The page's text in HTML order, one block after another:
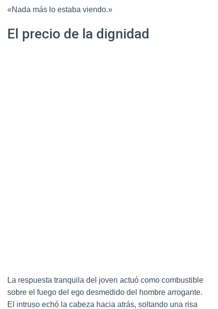
«Nada más lo estaba viendo.»
El precio de la dignidad
La respuesta tranquila del joven actuó como combustible
sobre el fuego del ego desmedido del hombre arrogante.
El intruso echó la cabeza hacia atrás, soltando una risa